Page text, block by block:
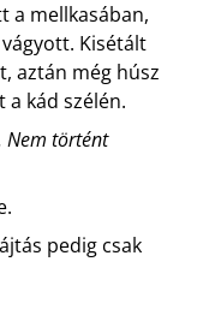
a mellkasában,
Kisétált
aztán még húsz
kád szélén.
Nem történt
pedig csak